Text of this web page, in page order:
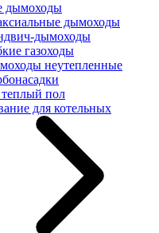
дымоходы
дымоходы
дымоходы
газоходы
неутепленные
пол
для котельных